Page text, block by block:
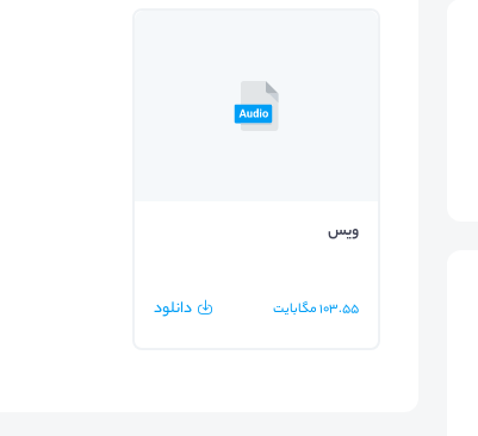
ویس
103.55مگابایت دانلود